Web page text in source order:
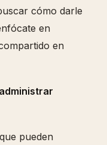
cómo darle
en
en
pueden